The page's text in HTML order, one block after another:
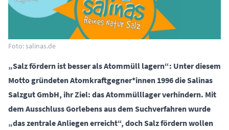
Foto: salinas.de
„Salz fördern ist besser als Atommüll lagern“: Unter diesem
Motto gründeten Atomkraftgegner*innen 1996 die Salinas
Salzgut GmbH, ihr Ziel: das Atommülllager verhindern. Mit
dem Ausschluss Gorlebens aus dem Suchverfahren wurde
„das zentrale Anliegen erreicht“, doch Salz fördern wollen